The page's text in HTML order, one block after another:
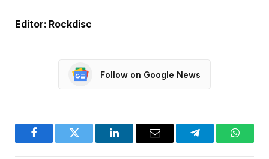
Editor: Rockdisc
Follow on Google News
FacebookTwitter LinkedInEmail Telegram